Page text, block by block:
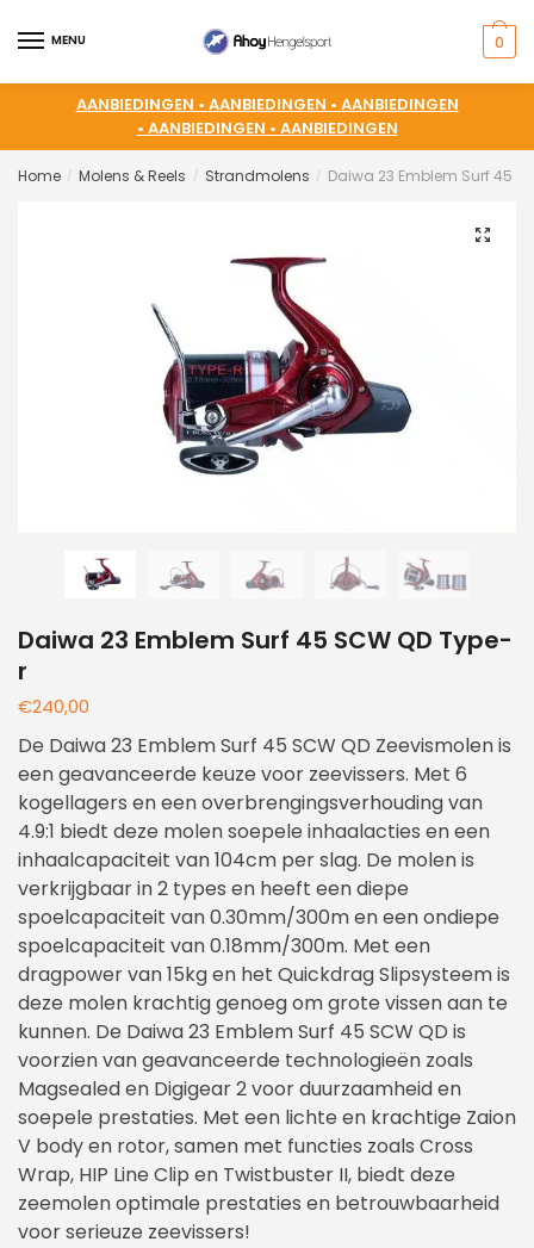
MENU 0
AANBIEDINGEN • AANBIEDINGEN • AANBIEDINGEN
• AANBIEDINGEN • AANBIEDINGEN
Home / Molens & Reels / Strandmolens / Daiwa 23 Emblem Surf 45
🔍
Daiwa 23 Emblem Surf 45 SCW QD Type-
r
€240,00
De Daiwa 23 Emblem Surf 45 SCW QD Zeevismolen is
een geavanceerde keuze voor zeevissers. Met 6
kogellagers en een overbrengingsverhouding van
4.9:1 biedt deze molen soepele inhaalacties en een
inhaalcapaciteit van 104cm per slag. De molen is
verkrijgbaar in 2 types en heeft een diepe
spoelcapaciteit van 0.30mm/300m en een ondiepe
spoelcapaciteit van 0.18mm/300m. Met een
dragpower van 15kg en het Quickdrag Slipsysteem is
deze molen krachtig genoeg om grote vissen aan te
kunnen. De Daiwa 23 Emblem Surf 45 SCW QD is
voorzien van geavanceerde technologieën zoals
Magsealed en Digigear 2 voor duurzaamheid en
soepele prestaties. Met een lichte en krachtige Zaion
V body en rotor, samen met functies zoals Cross
Wrap, HIP Line Clip en Twistbuster II, biedt deze
zeemolen optimale prestaties en betrouwbaarheid
voor serieuze zeevissers!